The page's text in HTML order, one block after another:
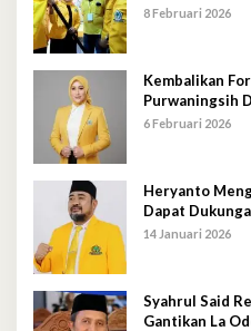
8 Februari 2026
Kembalikan
Purwaningsih
Golkar Mubar
6 Februari 2026
Heryanto
Dapat
Rumput
14 Januari 2026
Syahrul Said
Gantikan La